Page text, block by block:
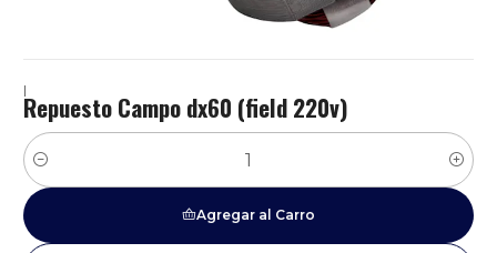
|
Repuesto Campo dx60 (field 220v)
Cantidad
Agregar al Carro